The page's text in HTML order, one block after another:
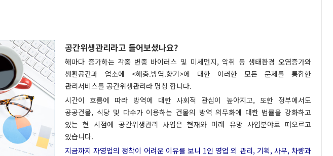
공간위생관리라고 들어보셨나요?
해마다 증가하는 각종 변종 바이러스 및 미세먼지, 악취 등 생태환경 오염증가와
생활공간과 업소에 <해충.방역.향기>에 대한 이러한 모든 문제를 통합한
관리서비스를 공간위생관리라 명칭 합니다.
시간이 흐름에 따라 방역에 대한 사회적 관심이 높아지고, 또한 정부에서도
공공건물, 식당 및 다수가 이용하는 건물의 방역 의무화에 대한 법률을 강화하고
있는 현 시점에 공간위생관리 사업은 현재와 미래 유망 사업분야로 떠오르고
있습니다.
지금까지 자영업의 정착이 어려운 이유를 보니 1인 영업 외 관리, 기획, 사무, 차량과